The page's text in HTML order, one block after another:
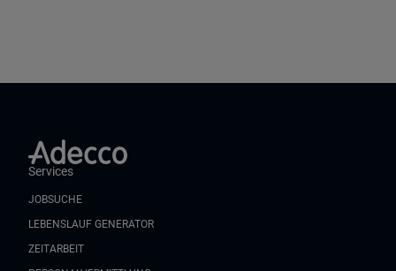
Services
JOBSUCHE
LEBENSLAUF GENERATOR
ZEITARBEIT